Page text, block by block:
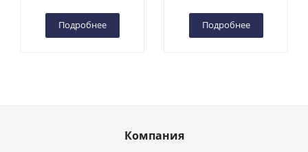
Подробнее Подробнее
Компания